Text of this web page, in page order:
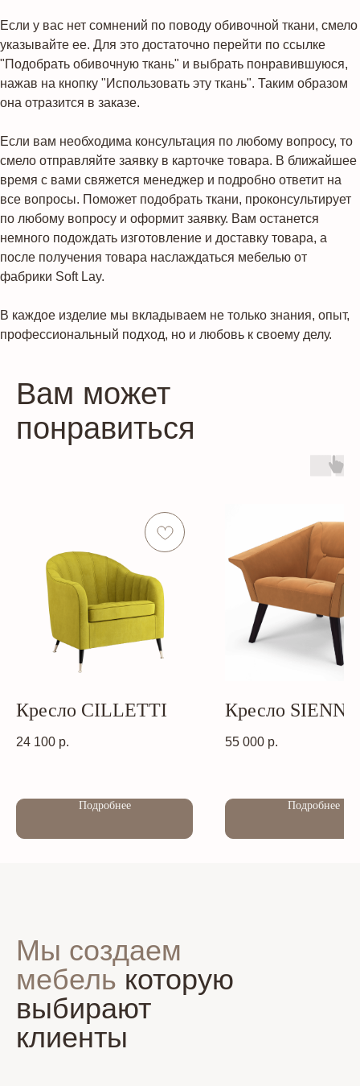
Если у вас нет сомнений по поводу обивочной ткани, смело
указывайте ее. Для это достаточно перейти по ссылке
"Подобрать обивочную ткань" и выбрать понравившуюся,
нажав на кнопку "Использовать эту ткань". Таким образом
она отразится в заказе.
Если вам необходима консультация по любому вопросу, то
смело отправляйте заявку в карточке товара. В ближайшее
время с вами свяжется менеджер и подробно ответит на
все вопросы. Поможет подобрать ткани, проконсультирует
по любому вопросу и оформит заявку. Вам останется
немного подождать изготовление и доставку товара, а
после получения товара наслаждаться мебелью от
фабрики Soft Lay.
В каждое изделие мы вкладываем не только знания, опыт,
профессиональный подход, но и любовь к своему делу.
Вам может
понравиться
Кресло CILLETTI
24 100 р.
Подробнее
Кресло SIENNA
55 000 р.
Подробнее
Мы создаем
мебель которую
выбирают
клиенты